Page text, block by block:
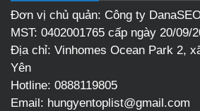
Đơn vị chủ quản: Công ty
MST: 0402001765 cấp ngày 20/09/
Địa chỉ: Vinhomes Ocean Park 2,
Yên
Hotline: 0888119805
Email: hungyentoplist@gmail.com